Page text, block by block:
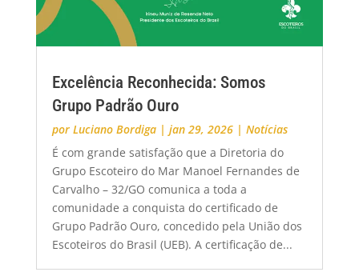
Excelência Reconhecida: Somos
Grupo Padrão Ouro
por Luciano Bordiga| jan 29, 2026| Notícias
É com grande satisfação que a Diretoria do
Grupo Escoteiro do Mar Manoel Fernandes de
Carvalho – 32/GO comunica a toda a
comunidade a conquista do certificado de
Grupo Padrão Ouro, concedido pela União dos
Escoteiros do Brasil (UEB). A certificação de...